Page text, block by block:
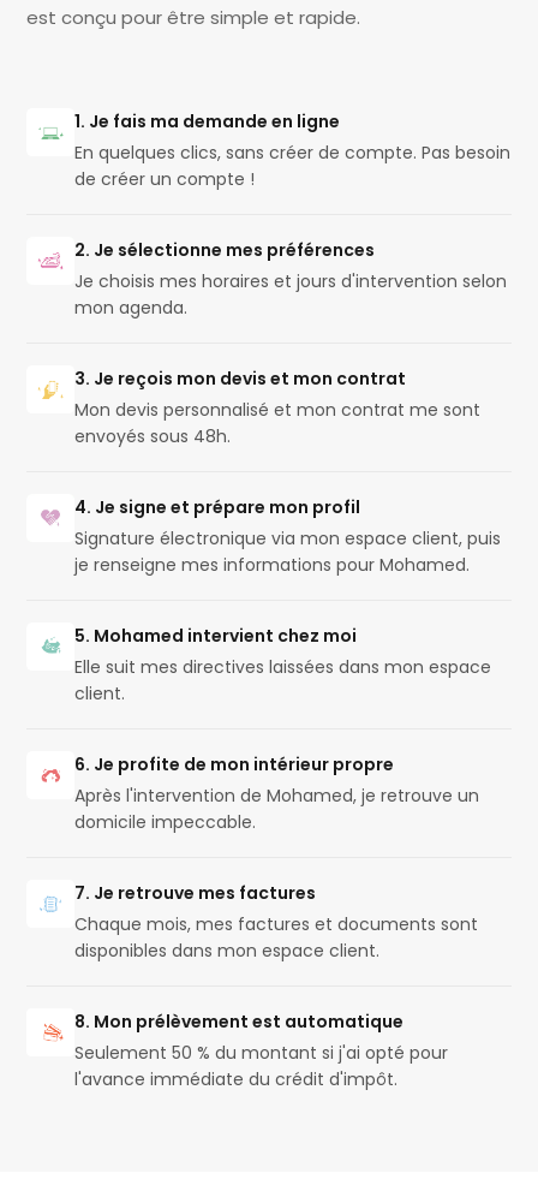
est conçu pour être simple et rapide.
1. Je fais ma demande en ligne
En quelques clics, sans créer de compte. Pas besoin
de créer un compte !
2. Je sélectionne mes préférences
Je choisis mes horaires et jours d'intervention selon
mon agenda.
3. Je reçois mon devis et mon contrat
Mon devis personnalisé et mon contrat me sont
envoyés sous 48h.
4. Je signe et prépare mon profil
Signature électronique via mon espace client, puis
je renseigne mes informations pour Mohamed.
5. Mohamed intervient chez moi
Elle suit mes directives laissées dans mon espace
client.
6. Je profite de mon intérieur propre
Après l'intervention de Mohamed, je retrouve un
domicile impeccable.
7. Je retrouve mes factures
Chaque mois, mes factures et documents sont
disponibles dans mon espace client.
8. Mon prélèvement est automatique
Seulement 50 % du montant si j'ai opté pour
l'avance immédiate du crédit d'impôt.